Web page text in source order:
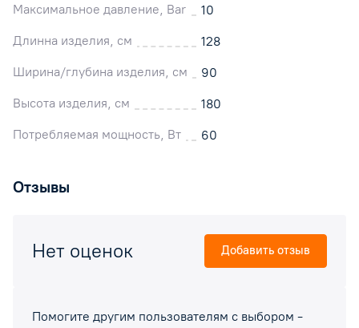
Максимальное давление, Bar
10
Длинна изделия, см
128
Ширина/глубина изделия, см
90
Высота изделия, см
180
Потребляемая мощность, Вт
60
Отзывы
Помогите другим пользователям с выбором -
Нет оценок Добавить отзыв